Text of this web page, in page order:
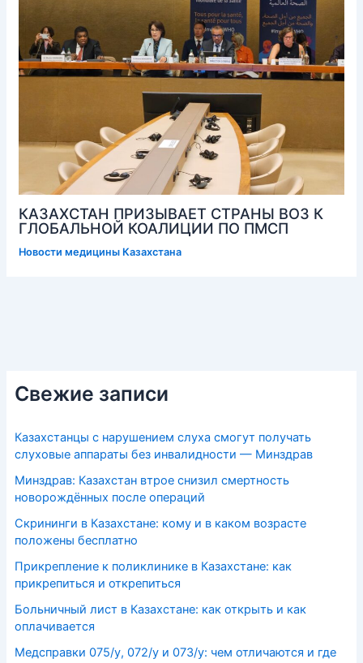
КАЗАХСТАН ПРИЗЫВАЕТ СТРАНЫ ВОЗ К
ГЛОБАЛЬНОЙ КОАЛИЦИИ ПО ПМСП
Новости медицины Казахстана
Свежие записи
Казахстанцы с нарушением слуха смогут получать
слуховые аппараты без инвалидности — Минздрав
Минздрав: Казахстан втрое снизил смертность
новорождённых после операций
Скрининги в Казахстане: кому и в каком возрасте
положены бесплатно
Прикрепление к поликлинике в Казахстане: как
прикрепиться и открепиться
Больничный лист в Казахстане: как открыть и как
оплачивается
Медсправки 075/у, 072/у и 073/у: чем отличаются и где